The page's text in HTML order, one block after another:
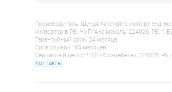
Производитель: Шунде текстайлс импорт энд
Импортер в РБ: ЧУП "Акс-мебель" 224026, РБ, г.
Гарантийный срок: 24 месяца
Срок службы: 60 месяцев
Сервисный центр: ЧУП «Акс-мебель», 224026,
Контакты